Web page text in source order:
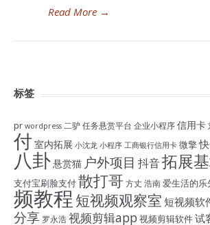
Read More →
标签
pr wordpress 二驴任务悬赏平台 企业小程序信用卡
付 室内拓展 小沈龙 小程序 工商银行信用卡 微擎
八卦悬赏猫 户外项目 抖音拓展
支付宝刷脸支付散打哥 方丈 浩南爱生活的乐
频教程 短视频观察室 短视频软
分享 罗永浩视频剪辑app 视频剪辑软件试